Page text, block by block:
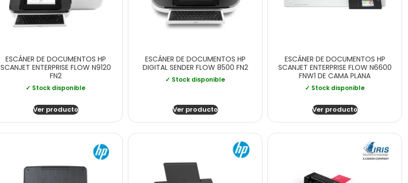
ESCÁNER DE DOCUMENTOS HP
SCANJET ENTERPRISE FLOW N9120
FN2
✓ Stock disponible
Ver producto
ESCÁNER DE DOCUMENTOS HP
DIGITAL SENDER FLOW 8500 FN2
✓ Stock disponible
Ver producto
ESCÁNER DE DOCUMENTOS HP
SCANJET ENTERPRISE FLOW N6600
FNW1 DE CAMA PLANA
✓ Stock disponible
Ver producto